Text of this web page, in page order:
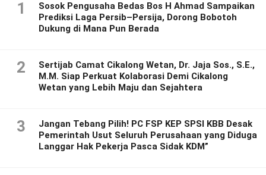
1
Sosok Pengusaha Bedas Bos H Ahmad Sampaikan
Prediksi Laga Persib–Persija, Dorong Bobotoh
Dukung di Mana Pun Berada
2
Sertijab Camat Cikalong Wetan, Dr. Jaja Sos., S.E.,
M.M. Siap Perkuat Kolaborasi Demi Cikalong
Wetan yang Lebih Maju dan Sejahtera
3
Jangan Tebang Pilih! PC FSP KEP SPSI KBB Desak
Pemerintah Usut Seluruh Perusahaan yang Diduga
Langgar Hak Pekerja Pasca Sidak KDM”